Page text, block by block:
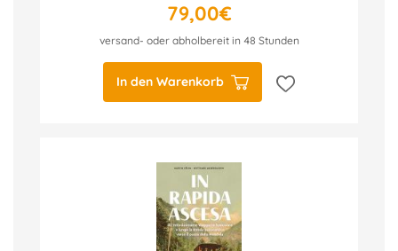
79,00€
versand- oder abholbereit in 48 Stunden
In den Warenkorb